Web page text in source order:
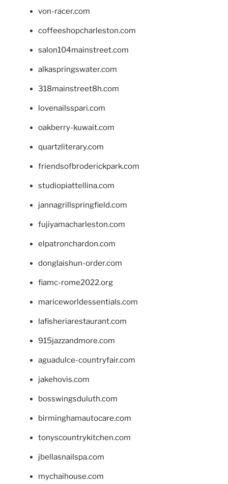
von-racer.com
coffeeshopcharleston.com
salon104mainstreet.com
alkaspringswater.com
318mainstreet8h.com
lovenailsspari.com
oakberry-kuwait.com
quartzliterary.com
friendsofbroderickpark.com
studiopiattellina.com
jannagrillspringfield.com
fujiyamacharleston.com
elpatronchardon.com
donglaishun-order.com
fiamc-rome2022.org
mariceworldessentials.com
lafisheriarestaurant.com
915jazzandmore.com
aguadulce-countryfair.com
jakehovis.com
bosswingsduluth.com
birminghamautocare.com
tonyscountrykitchen.com
jbellasnailspa.com
mychaihouse.com